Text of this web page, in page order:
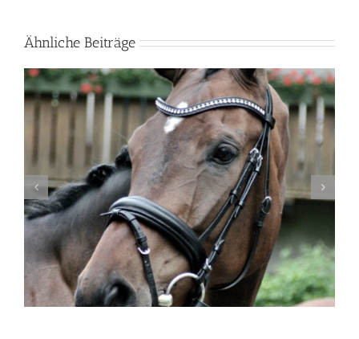
Ähnliche Beiträge
Herzlich Willkommen Floriano!